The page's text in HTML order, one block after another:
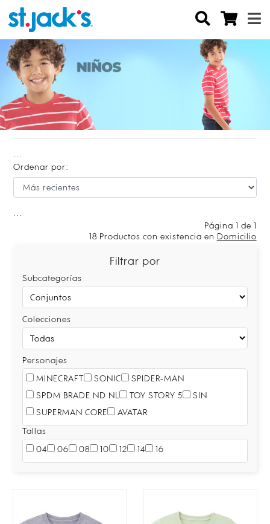
Ordenar por:
Página 1 de 1
18 Productos con existencia en Domicilio
Filtrar por
Subcategorías
Colecciones
Personajes
MINECRAFT
SONIC
SPIDER-MAN
SPDM BRADE ND NL
TOY STORY 5
SIN
SUPERMAN CORE
AVATAR
Tallas
04
06 08 10 12 14 16